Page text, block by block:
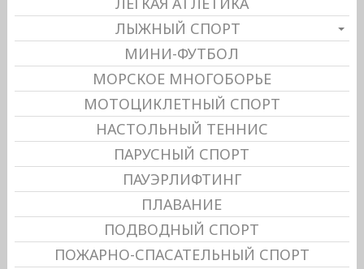
ЛЫЖНЫЙ СПОРТ
МИНИ-ФУТБОЛ
МОРСКОЕ МНОГОБОРЬЕ
МОТОЦИКЛЕТНЫЙ СПОРТ
НАСТОЛЬНЫЙ ТЕННИС
ПАРУСНЫЙ СПОРТ
ПАУЭРЛИФТИНГ
ПЛАВАНИЕ
ПОДВОДНЫЙ СПОРТ
ПОЖАРНО-СПАСАТЕЛЬНЫЙ СПОРТ